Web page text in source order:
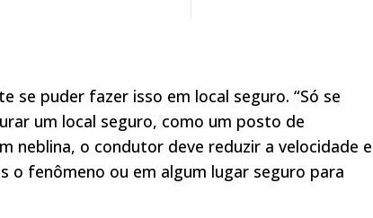
se puder fazer isso em local seguro. “Só se
um local seguro, como um posto de
neblina, o condutor deve reduzir a velocidade e
o fenômeno ou em algum lugar seguro para